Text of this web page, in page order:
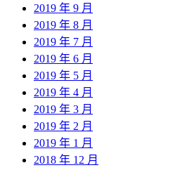
2019 年 9 月
2019 年 8 月
2019 年 7 月
2019 年 6 月
2019 年 5 月
2019 年 4 月
2019 年 3 月
2019 年 2 月
2019 年 1 月
2018 年 12 月